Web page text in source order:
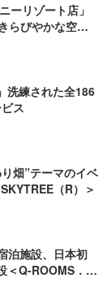
ーリゾート店」
らびやかな空間
洗練された全186
ス
畑”テーマのイベ
（R）＞
泊施設、日本初
＜Q-ROOMS．